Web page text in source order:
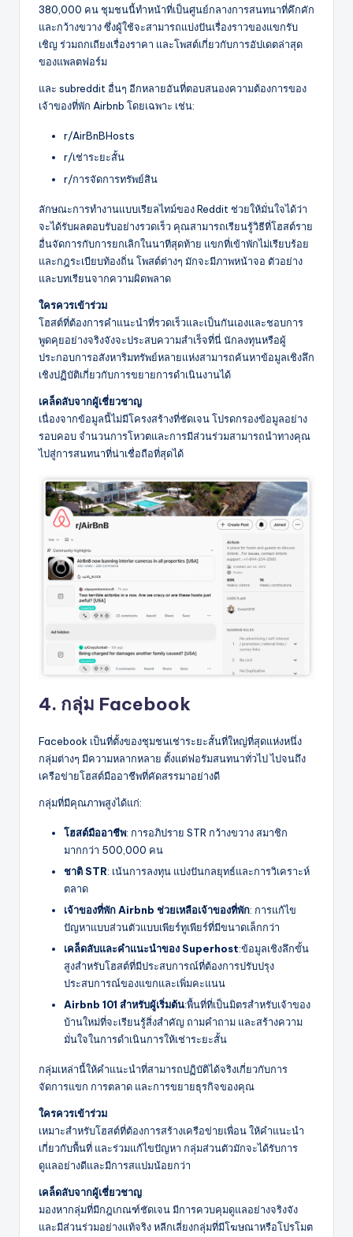
380,000 คน ชุมชนนี้ทำหน้าที่เป็นศูนย์กลางการสนทนาที่คึกคัก
และกว้างขวาง ซึ่งผู้ใช้จะสามารถแบ่งปันเรื่องราวของแขกรับ
เชิญ ร่วมถกเถียงเรื่องราคา และโพสต์เกี่ยวกับการอัปเดตล่าสุด
ของแพลตฟอร์ม
และ subreddit อื่นๆ อีกหลายอันที่ตอบสนองความต้องการของ
เจ้าของที่พัก Airbnb โดยเฉพาะ เช่น:
r/AirBnBHosts
r/เช่าระยะสั้น
r/การจัดการทรัพย์สิน
ลักษณะการทำงานแบบเรียลไทม์ของ Reddit ช่วยให้มั่นใจได้ว่า
จะได้รับผลตอบรับอย่างรวดเร็ว คุณสามารถเรียนรู้วิธีที่โฮสต์ราย
อื่นจัดการกับการยกเลิกในนาทีสุดท้าย แขกที่เข้าพักไม่เรียบร้อย
และกฎระเบียบท้องถิ่น โพสต์ต่างๆ มักจะมีภาพหน้าจอ ตัวอย่าง
และบทเรียนจากความผิดพลาด
ใครควรเข้าร่วม
โฮสต์ที่ต้องการคำแนะนำที่รวดเร็วและเป็นกันเองและชอบการ
พูดคุยอย่างจริงจังจะประสบความสำเร็จที่นี่ นักลงทุนหรือผู้
ประกอบการอสังหาริมทรัพย์หลายแห่งสามารถค้นหาข้อมูลเชิงลึก
เชิงปฏิบัติเกี่ยวกับการขยายการดำเนินงานได้
เคล็ดลับจากผู้เชี่ยวชาญ
เนื่องจากข้อมูลนี้ไม่มีโครงสร้างที่ชัดเจน โปรดกรองข้อมูลอย่าง
รอบคอบ จำนวนการโหวตและการมีส่วนร่วมสามารถนำทางคุณ
ไปสู่การสนทนาที่น่าเชื่อถือที่สุดได้
4. กลุ่ม Facebook
Facebook เป็นที่ตั้งของชุมชนเช่าระยะสั้นที่ใหญ่ที่สุดแห่งหนึ่ง
กลุ่มต่างๆ มีความหลากหลาย ตั้งแต่ฟอรัมสนทนาทั่วไป ไปจนถึง
เครือข่ายโฮสต์มืออาชีพที่คัดสรรมาอย่างดี
กลุ่มที่มีคุณภาพสูงได้แก่:
โฮสต์มืออาชีพ: การอภิปราย STR กว้างขวาง สมาชิก
มากกว่า 500,000 คน
ชาติ STR: เน้นการลงทุน แบ่งปันกลยุทธ์และการวิเคราะห์
ตลาด
เจ้าของที่พัก Airbnb ช่วยเหลือเจ้าของที่พัก: การแก้ไข
ปัญหาแบบส่วนตัวแบบเพียร์ทูเพียร์ที่มีขนาดเล็กกว่า
เคล็ดลับและคำแนะนำของ Superhost:ข้อมูลเชิงลึกขั้น
สูงสำหรับโฮสต์ที่มีประสบการณ์ที่ต้องการปรับปรุง
ประสบการณ์ของแขกและเพิ่มคะแนน
Airbnb 101 สำหรับผู้เริ่มต้น:พื้นที่ที่เป็นมิตรสำหรับเจ้าของ
บ้านใหม่ที่จะเรียนรู้สิ่งสำคัญ ถามคำถาม และสร้างความ
มั่นใจในการดำเนินการให้เช่าระยะสั้น
กลุ่มเหล่านี้ให้คำแนะนำที่สามารถปฏิบัติได้จริงเกี่ยวกับการ
จัดการแขก การตลาด และการขยายธุรกิจของคุณ
ใครควรเข้าร่วม
เหมาะสำหรับโฮสต์ที่ต้องการสร้างเครือข่ายเพื่อน ให้คำแนะนำ
เกี่ยวกับพื้นที่ และร่วมแก้ไขปัญหา กลุ่มส่วนตัวมักจะได้รับการ
ดูแลอย่างดีและมีการสแปมน้อยกว่า
เคล็ดลับจากผู้เชี่ยวชาญ
มองหากลุ่มที่มีกฎเกณฑ์ชัดเจน มีการควบคุมดูแลอย่างจริงจัง
และมีส่วนร่วมอย่างแท้จริง หลีกเลี่ยงกลุ่มที่มีโฆษณาหรือโปรโมต